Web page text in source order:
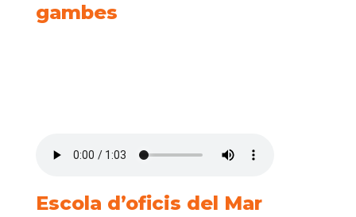
gambes
Escola d’oficis del Mar